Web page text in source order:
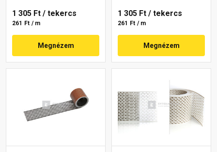
1 305 Ft / tekercs
261 Ft / m
Megnézem
1 305 Ft / tekercs
261 Ft / m
Megnézem